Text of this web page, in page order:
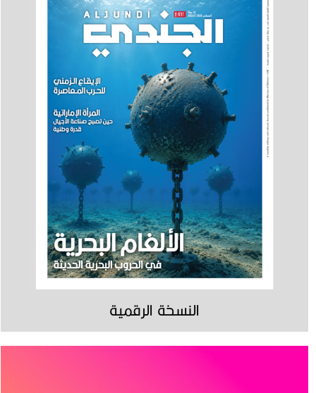
النسخة الرقمية